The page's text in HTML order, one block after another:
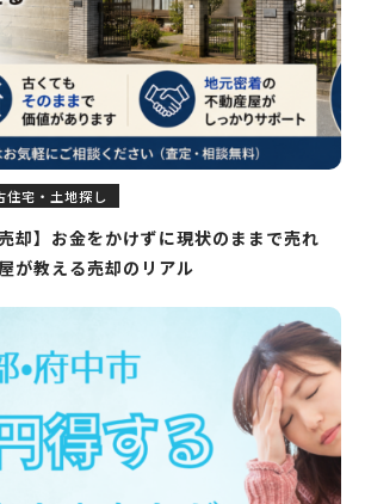
住宅・土地探し
却】お金をかけずに現状のままで売れ
が教える売却のリアル